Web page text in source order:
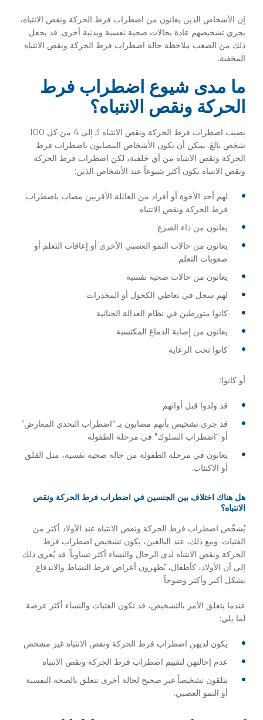
إن الأشخاص الذين يعانون من اضطراب فرط الحركة ونقص الانتباه،
يجري تشخيصهم عادة بحالات صحية نفسية وبدنية أخرى. قد يجعل
ذلك من الصعب ملاحظة حالة اضطراب فرط الحركة ونقص الانتباه
المخفية.
ما مدى شيوع اضطراب فرط
الحركة ونقص الانتباه؟
يصيب اضطراب فرط الحركة ونقص الانتباه 3 إلى 4 من كل 100
شخص بالغ. يمكن أن يكون الأشخاص المصابون باضطراب فرط
الحركة ونقص الانتباه من أي خلفية، لكن اضطراب فرط الحركة
ونقص الانتباه يكون أكثر شيوعاً عند الأشخاص الذين:
لهم أحد الأخوة أو أفراد من العائلة الأقربين مصاب باضطراب
فرط الحركة ونقص الانتباه
يعانون من داء الصرع
يعانون من حالات النمو العصبي الأخرى أو إعاقات التعلم أو
صعوبات التعلم
يعانون من حالات صحية نفسية
لهم سجل في تعاطي الكحول أو المخدرات
كانوا متورطين في نظام العدالة الجنائية
يعانون من إصابة الدماغ المكتسبة
كانوا تحت الرعاية
أو كانوا:
قد ولدوا قبل أوانهم
قد جرى تشخيص بأنهم مصابون بـ "اضطراب التحدي المعارض"
أو "اضطراب السلوك" في مرحلة الطفولة
يعانون في مرحلة الطفولة من حالة صحية نفسية، مثل القلق
أو الاكتئاب.
هل هناك اختلاف بين الجنسين في اضطراب فرط الحركة ونقص
الانتباه؟
يُشخّص اضطراب فرط الحركة ونقص الانتباه عند الأولاد أكثر من
الفتيات. ومع ذلك، عند البالغين، يكون تشخيص اضطراب فرط
الحركة ونقص الانتباه لدى الرجال والنساء أكثر تساوياً. قد يُعزى ذلك
إلى أن الأولاد، كأطفال، يُظهرون أعراض فرط النشاط والاندفاع
بشكل أكبر وأكثر وضوحاً.
عندما يتعلق الأمر بالتشخيص، قد تكون الفتيات والنساء أكثر عرضة
لما يلي:
يكون لديهن اضطراب فرط الحركة ونقص الانتباه غير مشخص
عدم إحالتهن لتقييم اضطراب فرط الحركة ونقص الانتباه
يتلقون تشخيصاً غير صحيح لحالة أخرى تتعلق بالصحة النفسية
أو النمو العصبي.